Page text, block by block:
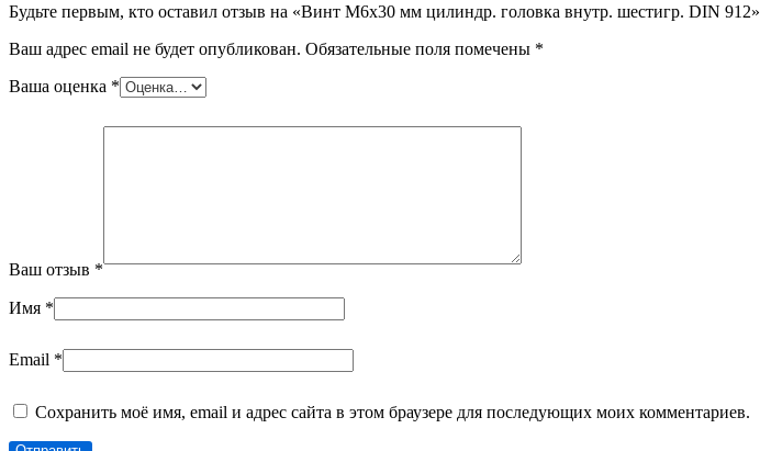
Будьте первым, кто оставил отзыв на «Винт М6х30 мм цилиндр. головка внутр. шестигр. DIN 912»
Ваш адрес email не будет опубликован. Обязательные поля помечены *
Ваша оценка *
Ваш отзыв *
Имя *
Email *
Сохранить моё имя, email и адрес сайта в этом браузере для последующих моих комментариев.